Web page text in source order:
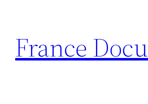
contenu
France Docu